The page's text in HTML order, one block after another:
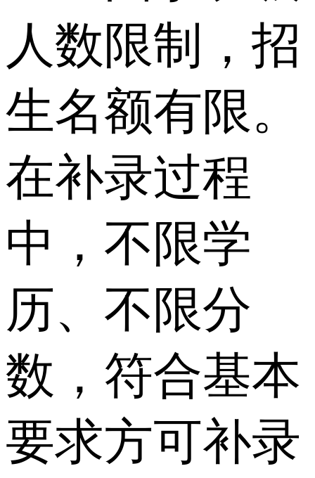
人数限制，招
生名额有限。
在补录过程
中，不限学
历、不限分
数，符合基本
要求方可补录